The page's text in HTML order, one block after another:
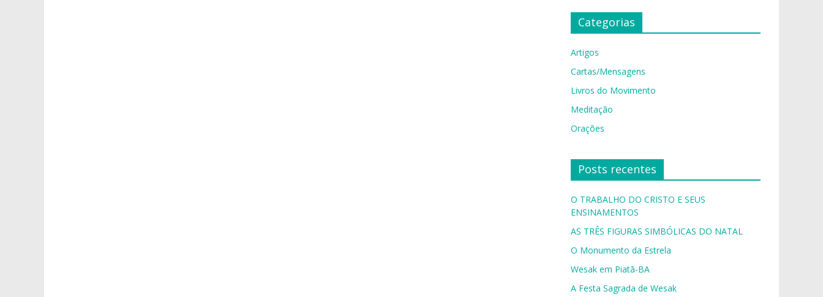
Categorias
Artigos
Cartas/Mensagens
Livros do Movimento
Meditação
Orações
Posts recentes
O TRABALHO DO CRISTO E SEUS
ENSINAMENTOS
AS TRÊS FIGURAS SIMBÓLICAS DO NATAL
O Monumento da Estrela
Wesak em Piatã-BA
A Festa Sagrada de Wesak